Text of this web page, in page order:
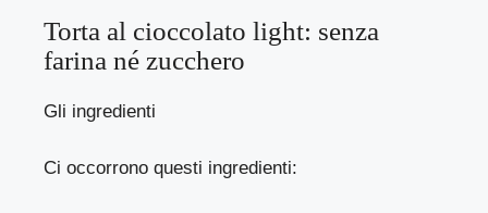
Torta al cioccolato light: senza
farina né zucchero
Gli ingredienti
Ci occorrono questi ingredienti: